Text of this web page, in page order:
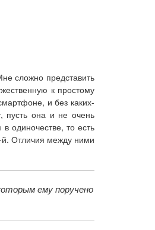
сложно представить
к простому
и без каких-
пусть она и не очень
одиночестве, то есть
Отличия между ними
ему поручено